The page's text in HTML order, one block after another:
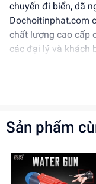
chuyến đi biển, dã
Dochoitinphat.com
chất lượng cao cấp
các đại lý và khách
Tính Năng
chắn cùng
Thiết kế
Sản phẩm